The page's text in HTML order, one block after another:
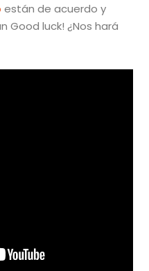
están de acuerdo y
Good luck! ¿Nos hará